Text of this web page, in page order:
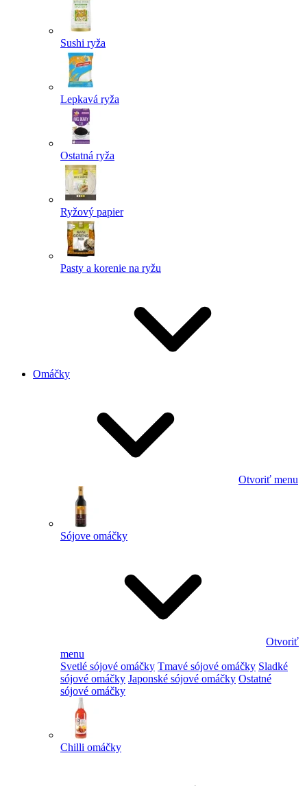
Sushi ryža
Lepkavá ryža
Ostatná ryža
Ryžový papier
Pasty a korenie na ryžu
Omáčky
Otvoriť menu
Sójove omáčky
Otvoriť
menu
Svetlé sójové omáčky Tmavé sójové omáčky Sladké
sójové omáčky Japonské sójové omáčky Ostatné
sójové omáčky
Chilli omáčky